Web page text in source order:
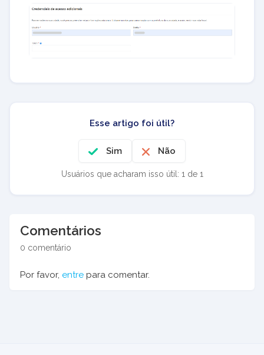
Esse artigo foi útil?
Sim Não
Usuários que acharam isso útil: 1 de 1
Comentários
0 comentário
Por favor, entre para comentar.